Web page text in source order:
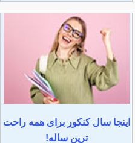
اینجا سال کنکور برای همه راحت
ترین ساله!